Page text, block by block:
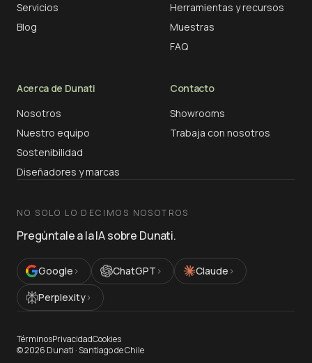
Servicios
Blog
Herramientas y recursos
Muestras
FAQ
Acerca de Dunati
Nosotros
Nuestro equipo
Sostenibilidad
Diseñadores y marcas
Contacto
Showrooms
Trabaja con nosotros
NO SOLO LO DECIMOS NOSOTROS
Pregúntale a la IA sobre Dunati.
Google › ChatGPT › Claude ›
Perplexity›
TérminosPrivacidadCookies
©2026 Dunati · Santiago de Chile